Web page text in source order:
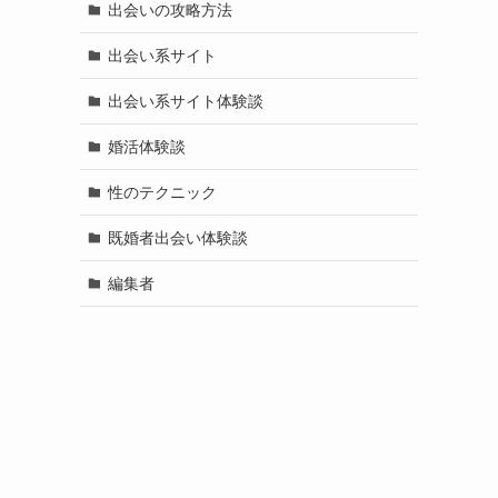
出会いの攻略方法
出会い系サイト
出会い系サイト体験談
婚活体験談
性のテクニック
既婚者出会い体験談
編集者